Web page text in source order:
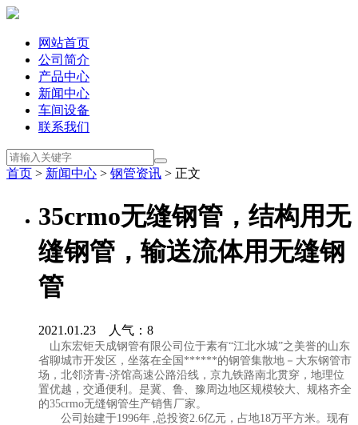
网站首页
公司简介
产品中心
新闻中心
车间设备
联系我们
首页 > 新闻中心 > 钢管资讯 > 正文
35crmo无缝钢管，结构用无
缝钢管，输送流体用无缝钢
管
2021.01.23 人气： 8
山东宏钜天成钢管有限公司位于素有“江北水城”之美誉的山东
省聊城市开发区，坐落在全国******的钢管集散地－大东钢管市
场，北邻济青-济馆高速公路沿线，京九铁路南北贯穿，地理位
置优越，交通便利。是冀、鲁、豫周边地区规模较大、规格齐全
的35crmo无缝钢管生产销售厂家。
公司始建于1996年 ,总投资2.6亿元，占地18万平方米。现有